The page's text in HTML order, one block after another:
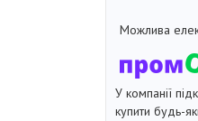
У компанії
купити будь-